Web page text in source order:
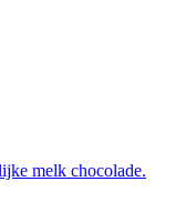
melk chocolade.